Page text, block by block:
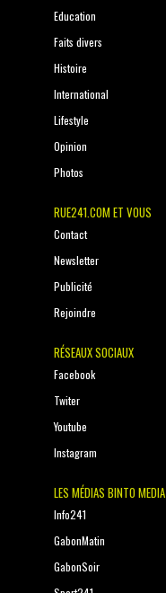
Education
Faits divers
Histoire
International
Lifestyle
Opinion
Photos
RUE241.COM ET VOUS
Contact
Newsletter
Publicité
Rejoindre
RÉSEAUX SOCIAUX
Facebook
Twiter
Youtube
Instagram
LES MÉDIAS BINTO MEDIA
Info241
GabonMatin
GabonSoir